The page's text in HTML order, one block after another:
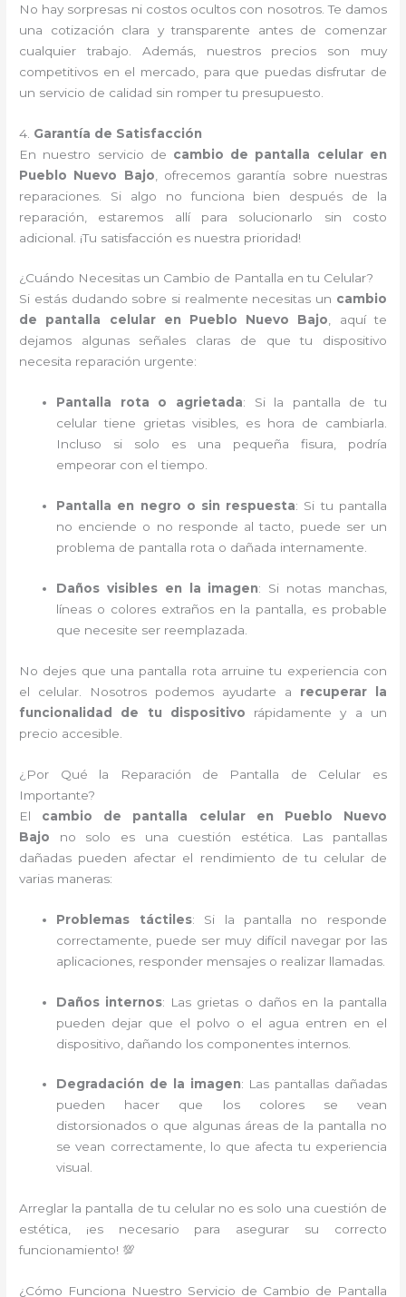
No hay sorpresas ni costos ocultos con nosotros. Te damos
una cotización clara y transparente antes de comenzar
cualquier trabajo. Además, nuestros precios son muy
competitivos en el mercado, para que puedas disfrutar de
un servicio de calidad sin romper tu presupuesto.
4. Garantía de Satisfacción
En nuestro servicio de cambio de pantalla celular en
Pueblo Nuevo Bajo , ofrecemos garantía sobre nuestras
reparaciones. Si algo no funciona bien después de la
reparación, estaremos allí para solucionarlo sin costo
adicional. ¡Tu satisfacción es nuestra prioridad!
¿Cuándo Necesitas un Cambio de Pantalla en tu Celular?
Si estás dudando sobre si realmente necesitas un cambio
de pantalla celular en Pueblo Nuevo Bajo, aquí te
dejamos algunas señales claras de que tu dispositivo
necesita reparación urgente:
Pantalla rota o agrietada: Si la pantalla de tu
celular tiene grietas visibles, es hora de cambiarla.
Incluso si solo es una pequeña fisura, podría
empeorar con el tiempo.
Pantalla en negro o sin respuesta: Si tu pantalla
no enciende o no responde al tacto, puede ser un
problema de pantalla rota o dañada internamente.
Daños visibles en la imagen: Si notas manchas,
líneas o colores extraños en la pantalla, es probable
que necesite ser reemplazada.
No dejes que una pantalla rota arruine tu experiencia con
el celular. Nosotros podemos ayudarte a recuperar la
funcionalidad de tu dispositivo rápidamente y a un
precio accesible.
¿Por Qué la Reparación de Pantalla de Celular es
Importante?
El cambio de pantalla celular en Pueblo Nuevo
Bajo no solo es una cuestión estética. Las pantallas
dañadas pueden afectar el rendimiento de tu celular de
varias maneras:
Problemas táctiles: Si la pantalla no responde
correctamente, puede ser muy difícil navegar por las
aplicaciones, responder mensajes o realizar llamadas.
Daños internos: Las grietas o daños en la pantalla
pueden dejar que el polvo o el agua entren en el
dispositivo, dañando los componentes internos.
Degradación de la imagen: Las pantallas dañadas
pueden hacer que los colores se vean
distorsionados o que algunas áreas de la pantalla no
se vean correctamente, lo que afecta tu experiencia
visual.
Arreglar la pantalla de tu celular no es solo una cuestión de
estética, ¡es necesario para asegurar su correcto
funcionamiento! 💯
¿Cómo Funciona Nuestro Servicio de Cambio de Pantalla